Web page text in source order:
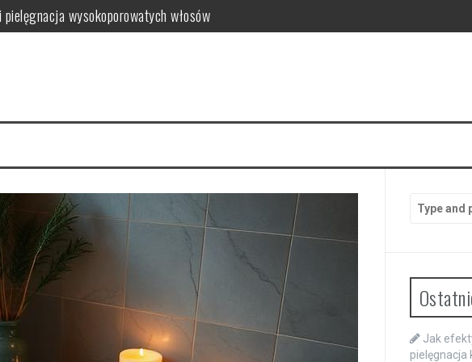
wysokoporowatych włosów
dla skóry
farbowaniu?
pielęgnacja krok po kroku
for:
Jak
pielęgnacja